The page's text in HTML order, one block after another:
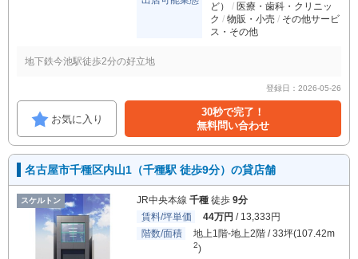
ど）
医療・歯科・クリニッ
ク
物販・小売
その他サービ
ス・その他
地下鉄今池駅徒歩2分の好立地
登録日：2026-05-26
お気に入り
30秒で完了！
無料問い合わせ
名古屋市千種区内山1（千種駅 徒歩9分）の貸店舗
スケルトン JR中央本線 千種 徒歩 9分
賃料/坪単価
44万円 / 13,333円
階数/面積
地上1階-地上2階 / 33坪(107.42m
2)